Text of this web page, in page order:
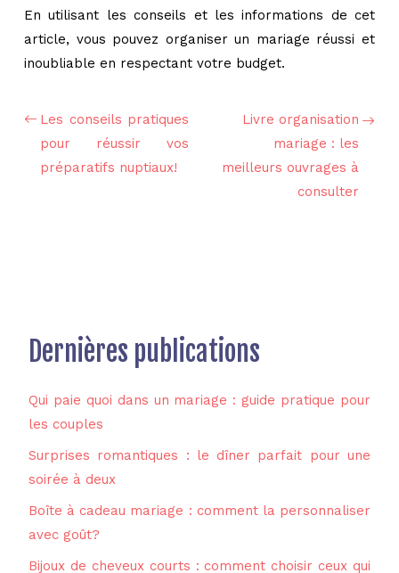
En utilisant les conseils et les informations de cet
article, vous pouvez organiser un mariage réussi et
inoubliable en respectant votre budget.
Les conseils pratiques
pour réussir vos
préparatifs nuptiaux!
Livre organisation
mariage : les
meilleurs ouvrages à
consulter
Dernières publications
Qui paie quoi dans un mariage : guide pratique pour
les couples
Surprises romantiques : le dîner parfait pour une
soirée à deux
Boîte à cadeau mariage : comment la personnaliser
avec goût?
Bijoux de cheveux courts : comment choisir ceux qui